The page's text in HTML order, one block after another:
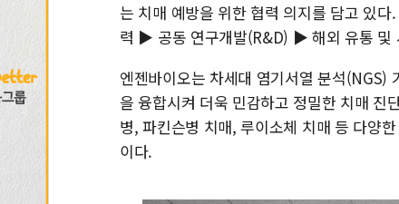
는 치매 예방을 위한 협력 의지를 담고 있
력 ▶ 공동 연구개발(R&D) ▶ 해외 유통 및
엔젠바이오는 차세대 염기서열 분석(NGS)
을 융합시켜 더욱 민감하고 정밀한 치매 진
병, 파킨슨병 치매, 루이소체 치매 등 다양
이다.